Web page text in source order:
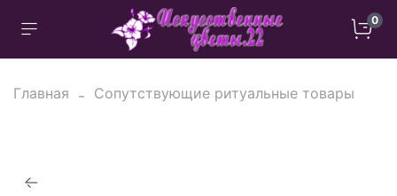
0
Главная Сопутствующие ритуальные товары